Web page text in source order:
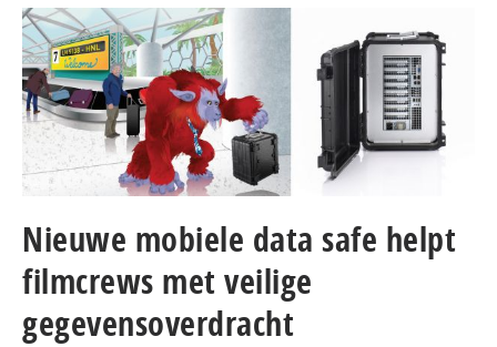
Nieuwe mobiele data safe helpt
filmcrews met veilige
gegevensoverdracht